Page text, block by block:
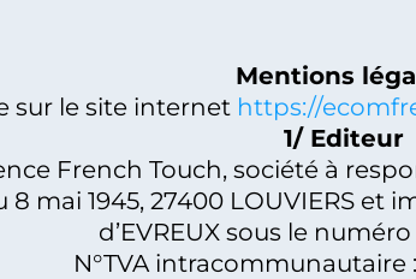
Mentions
sur le site internet https://
1/ Editeur
French Touch, société à
mai 1945, 27400 LOUVIERS
d’EVREUX sous le
N°TVA intracommunautaire